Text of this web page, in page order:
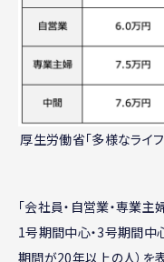
厚生労働省「多様なライ
「会社員・自営業・専業主
1号期間中心・3号期間中
期間が20年以上の人）を